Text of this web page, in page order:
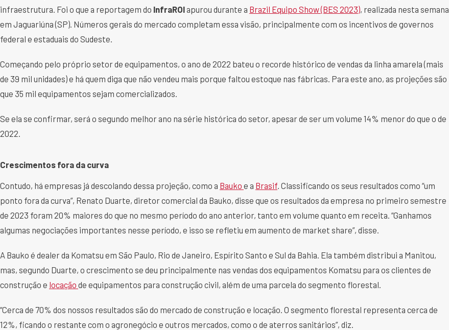
infraestrutura. Foi o que a reportagem do InfraROIapurou durante a Brazil Equipo Show (BES 2023), realizada nesta semana
em Jaguariúna (SP). Números gerais do mercado completam essa visão, principalmente com os incentivos de governos
federal e estaduais do Sudeste.
Começando pelo próprio setor de equipamentos, o ano de 2022 bateu o recorde histórico de vendas da linha amarela (mais
de 39 mil unidades) e há quem diga que não vendeu mais porque faltou estoque nas fábricas. Para este ano, as projeções são
que 35 mil equipamentos sejam comercializados.
Se ela se confirmar, será o segundo melhor ano na série histórica do setor, apesar de ser um volume 14% menor do que o de
2022.
Crescimentos fora da curva
Contudo, há empresas já descolando dessa projeção, como a Bauko e a Brasif . Classificando os seus resultados como “um
ponto fora da curva”, Renato Duarte, diretor comercial da Bauko, disse que os resultados da empresa no primeiro semestre
de 2023 foram 20% maiores do que no mesmo período do ano anterior, tanto em volume quanto em receita. “Ganhamos
algumas negociações importantes nesse período, e isso se refletiu em aumento de market share”, disse.
A Bauko é dealer da Komatsu em São Paulo, Rio de Janeiro, Espírito Santo e Sul da Bahia. Ela também distribui a Manitou,
mas, segundo Duarte, o crescimento se deu principalmente nas vendas dos equipamentos Komatsu para os clientes de
construção e locação de equipamentos para construção civil, além de uma parcela do segmento florestal.
“Cerca de 70% dos nossos resultados são do mercado de construção e locação. O segmento florestal representa cerca de
12%, ficando o restante com o agronegócio e outros mercados, como o de aterros sanitários”, diz.